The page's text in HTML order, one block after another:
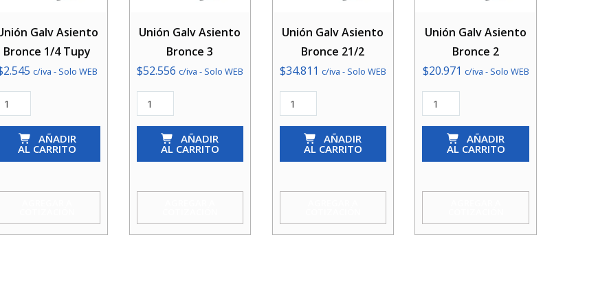
Galv Asiento
Bronce 1/4 Tupy
2.545 c/iva - Solo WEB
Unión
Asiento
AÑADIR
AL CARRITO
Unión Galv Asiento
Bronce 3
$52.556 c/iva - Solo WEB
Unión
Galv
Asiento
cantidad
AÑADIR
AL CARRITO
Unión Galv Asiento
Bronce 21/2
$34.811 c/iva - Solo WEB
Unión
Galv
Asiento
cantidad
AÑADIR
AL CARRITO
Unión Galv Asiento
Bronce 2
$20.971 c/iva - Solo WEB
Unión
Galv
Asiento
cantidad
AÑADIR
AL CARRITO